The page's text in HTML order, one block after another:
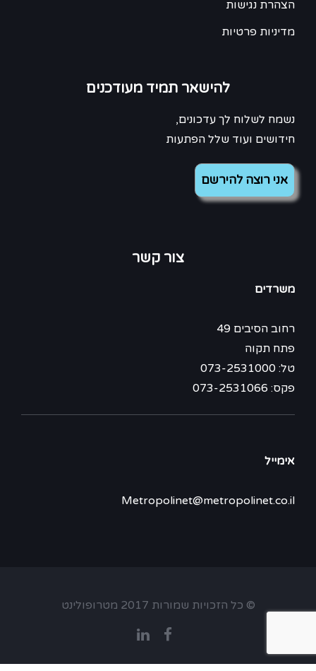
הצהרת נגישות
מדיניות פרטיות
להישאר תמיד מעודכנים
נשמח לשלוח לך עדכונים,
חידושים ועוד שלל הפתעות
צור קשר
משרדים
רחוב הסיבים 49
פתח תקוה
טל: 073-2531000
פקס: 073-2531066
אימייל
Metropolinet@metropolinet.co.il
© כל הזכויות שמורות 2017 מטרופולינט